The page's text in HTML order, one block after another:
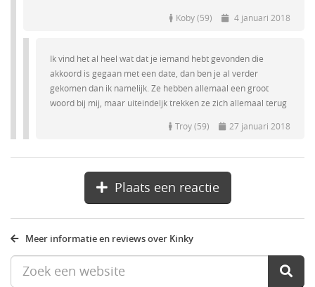
Koby (59) 4 januari 2018
Ik vind het al heel wat dat je iemand hebt gevonden die
akkoord is gegaan met een date, dan ben je al verder
gekomen dan ik namelijk. Ze hebben allemaal een groot
woord bij mij, maar uiteindeljk trekken ze zich allemaal terug
Troy (59) 27 januari 2018
Plaats een reactie
Meer informatie en reviews over Kinky